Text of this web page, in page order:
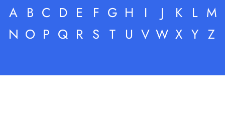
A B C D E F G H I J K L M
N O P Q R S T U V W X Y Z